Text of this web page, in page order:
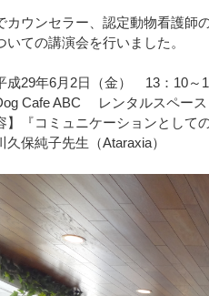
カウンセラー、認定動物看護師
いての講演会を行いました。
成29年6月2日（金） 13：10～
Cafe ABC レンタルスペース
】『コミュニケーションとして
久保純子先生（Ataraxia）